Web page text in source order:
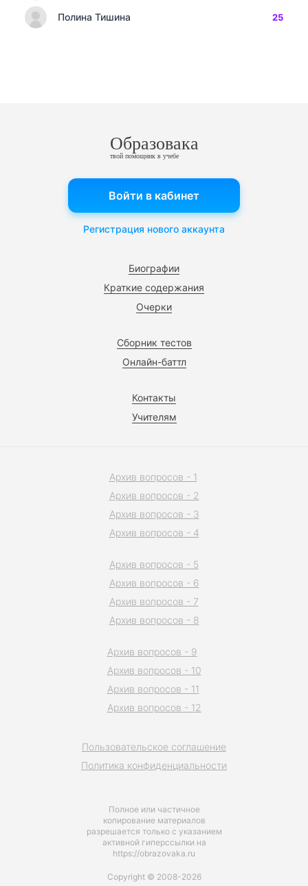
Полина Тишина 25
Образовака
твой помощник в учебе
Биографии
Краткие содержания
Очерки
Сборник тестов
Онлайн-баттл
Контакты
Учителям
Войти в кабинет
Регистрация нового аккаунта
Полное или частичное
копирование материалов
разрешается только с указанием
активной гиперссылки на
https://obrazovaka.ru
Пользовательское соглашение
Политика конфиденциальности
Архив вопросов - 1
Архив вопросов - 2
Архив вопросов - 3
Архив вопросов - 4
Архив вопросов - 5
Архив вопросов - 6
Архив вопросов - 7
Архив вопросов - 8
Архив вопросов - 9
Архив вопросов - 10
Архив вопросов - 11
Архив вопросов - 12
Copyright © 2008-2026